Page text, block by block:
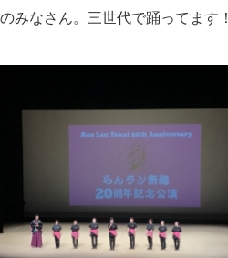
みなさん。三世代で踊ってます！